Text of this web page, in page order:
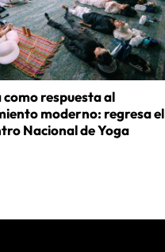
como respuesta al
moderno: regresa el
Nacional de Yoga